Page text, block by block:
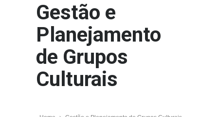
Gestão e
Planejamento
de Grupos
Culturais